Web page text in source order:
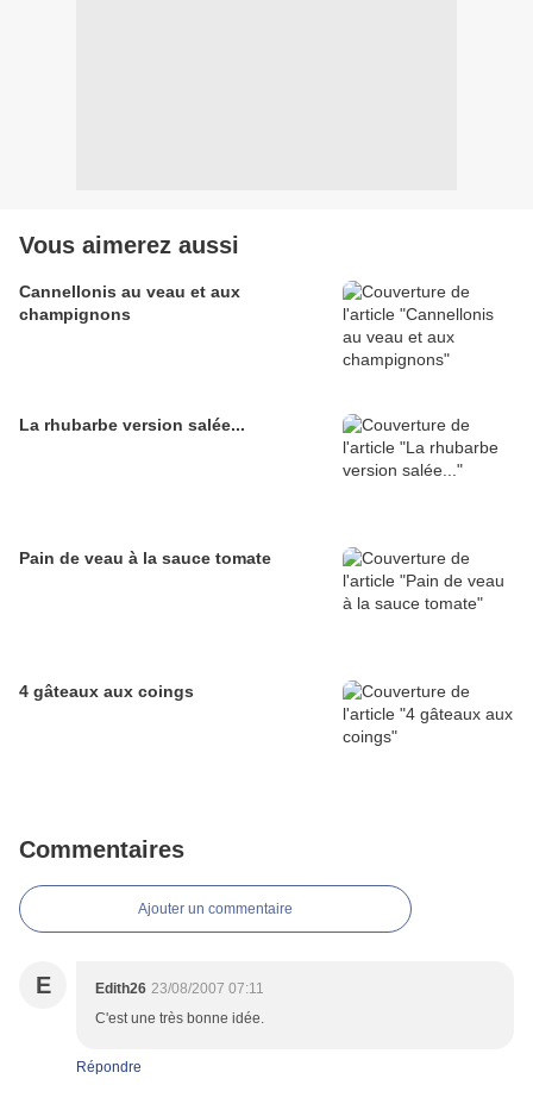
Vous aimerez aussi
Cannellonis au veau et aux
champignons
La rhubarbe version salée...
Pain de veau à la sauce tomate
4 gâteaux aux coings
Commentaires
Ajouter un commentaire
E Edith26 23/08/2007 07:11
C'est une très bonne idée.
Répondre